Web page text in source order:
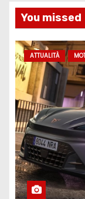
You missed
ATTUALITÀ